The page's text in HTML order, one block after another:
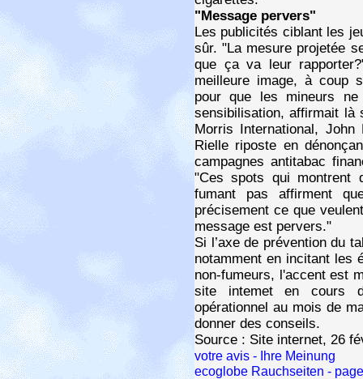
"Message pervers"
Les publicités ciblant les
sûr. "La mesure projetée
que ça va leur
meilleure image, à coup
pour que les mineurs
sensibilisation, affirmait là
Morris International,
Rielle riposte en
campagnes antitabac
"Ces spots qui montrent
fumant pas affirment
précisement ce que
message est pervers."
Si l’axe de prévention du
notamment en incitant les
non-fumeurs, l'accent est
site intemet en cours
opérationnel au mois de
donner des conseils.
Source : Site internet, 26
votre avis - Ihre Meinung
ecoglobe Rauchseiten -